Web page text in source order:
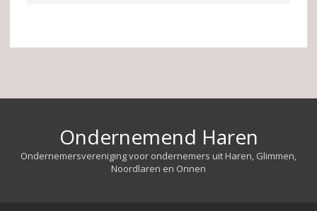
Ondernemend Haren
Ondernemersvereniging voor ondernemers uit Haren, Glimmen,
Noordlaren en Onnen